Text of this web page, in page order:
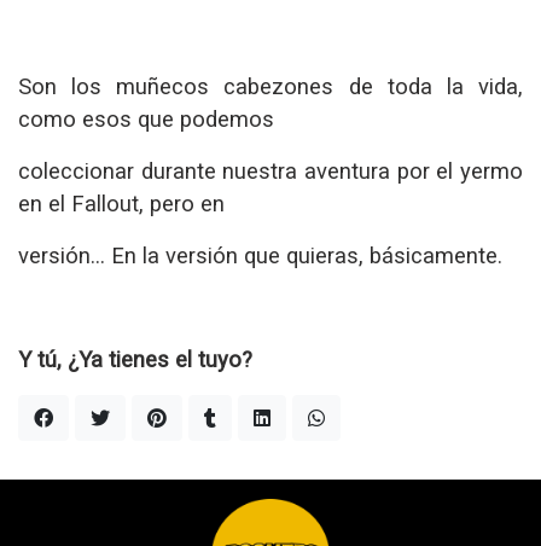
Son los muñecos cabezones de toda la vida,
como esos que podemos
coleccionar durante nuestra aventura por el yermo
en el Fallout, pero en
versión… En la versión que quieras, básicamente.
Y tú, ¿Ya tienes el tuyo?